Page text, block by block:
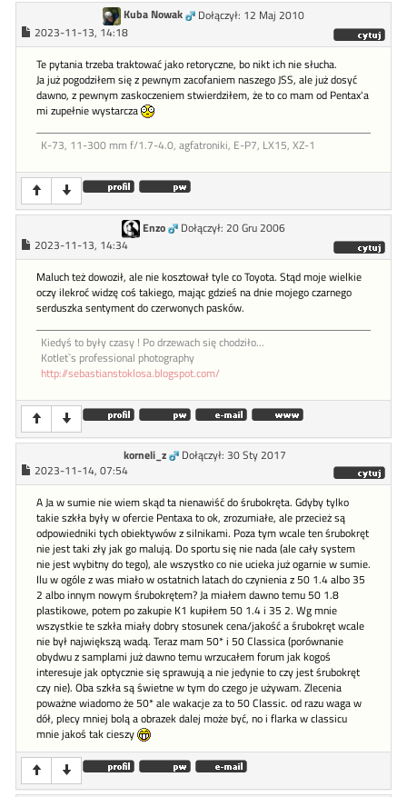
Kuba Nowak
Dołączył: 12 Maj 2010
2023-11-13, 14:18
Te pytania trzeba traktować jako retoryczne, bo nikt ich nie słucha.
Ja już pogodziłem się z pewnym zacofaniem naszego JSS, ale już dosyć
dawno, z pewnym zaskoczeniem stwierdziłem, że to co mam od Pentax'a
mi zupełnie wystarcza
K-73, 11-300 mm f/1.7-4.0, agfatroniki, E-P7, LX15, XZ-1
Enzo
Dołączył: 20 Gru 2006
2023-11-13, 14:34
Maluch też dowoził, ale nie kosztował tyle co Toyota. Stąd moje wielkie
oczy ilekroć widzę coś takiego, mając gdzieś na dnie mojego czarnego
serduszka sentyment do czerwonych pasków.
Kiedyś to były czasy ! Po drzewach się chodziło...
Kotlet`s professional photography
http://sebastianstoklosa.blogspot.com/
korneli_z
Dołączył: 30 Sty 2017
2023-11-14, 07:54
A Ja w sumie nie wiem skąd ta nienawiść do śrubokręta. Gdyby tylko
takie szkła były w ofercie Pentaxa to ok, zrozumiałe, ale przecież są
odpowiedniki tych obiektywów z silnikami. Poza tym wcale ten śrubokręt
nie jest taki zły jak go malują. Do sportu się nie nada (ale cały system
nie jest wybitny do tego), ale wszystko co nie ucieka już ogarnie w sumie.
Ilu w ogóle z was miało w ostatnich latach do czynienia z 50 1.4 albo 35
2 albo innym nowym śrubokrętem? Ja miałem dawno temu 50 1.8
plastikowe, potem po zakupie K1 kupiłem 50 1.4 i 35 2. Wg mnie
wszystkie te szkła miały dobry stosunek cena/jakość a śrubokręt wcale
nie był największą wadą. Teraz mam 50* i 50 Classica (porównanie
obydwu z samplami już dawno temu wrzucałem forum jak kogoś
interesuje jak optycznie się sprawują a nie jedynie to czy jest śrubokręt
czy nie). Oba szkła są świetne w tym do czego je używam. Zlecenia
poważne wiadomo że 50* ale wakacje za to 50 Classic. od razu waga w
dół, plecy mniej bolą a obrazek dalej może być, no i flarka w classicu
mnie jakoś tak cieszy